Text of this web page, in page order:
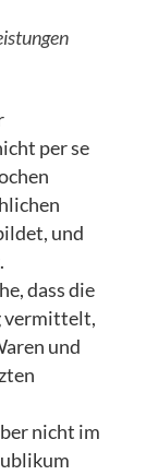
per se
und
dass die
vermittelt,
und
nicht im